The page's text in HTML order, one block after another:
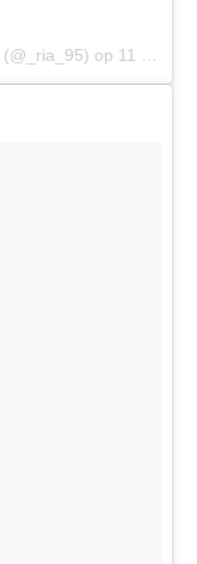
(@_ria_95) op 11 Jul 2017 om 10:42 (PDT)